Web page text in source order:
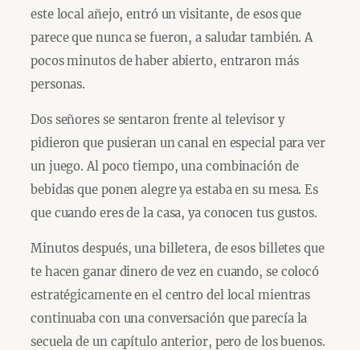
este local añejo, entró un visitante, de esos que
parece que nunca se fueron, a saludar también. A
pocos minutos de haber abierto, entraron más
personas.
Dos señores se sentaron frente al televisor y
pidieron que pusieran un canal en especial para ver
un juego. Al poco tiempo, una combinación de
bebidas que ponen alegre ya estaba en su mesa. Es
que cuando eres de la casa, ya conocen tus gustos.
Minutos después, una billetera, de esos billetes que
te hacen ganar dinero de vez en cuando, se colocó
estratégicamente en el centro del local mientras
continuaba con una conversación que parecía la
secuela de un capítulo anterior, pero de los buenos.